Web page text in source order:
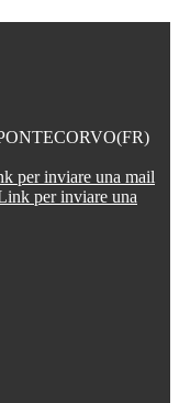
per inviare una mail
per inviare una